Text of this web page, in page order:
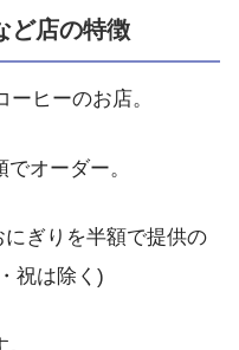
ど店の特徴
ヒーのお店。
オーダー。
ぎりを半額で提供の
祝は除く)